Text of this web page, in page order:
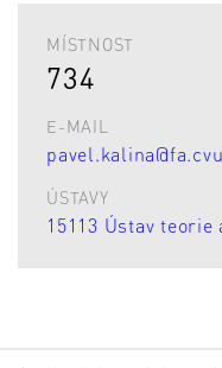
MÍSTNOST
734
E-MAIL
ÚSTAVY
15113 Ústav